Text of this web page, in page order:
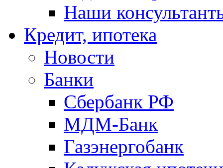
Наши
Кредит, ипотека
Новости
Банки
Сбербанк РФ
МДМ-Банк
Газэнергобанк